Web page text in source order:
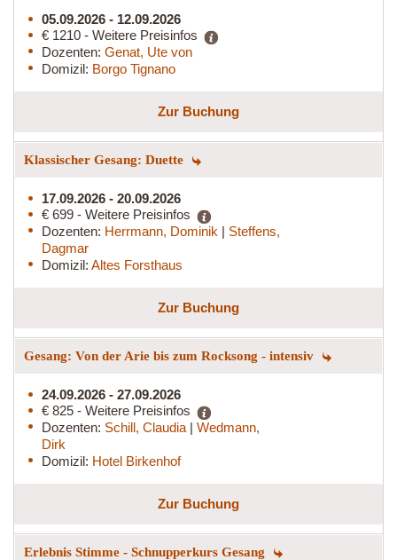
05.09.2026 - 12.09.2026
€ 1210 - Weitere Preisinfos
Dozenten: Genat, Ute von
Domizil: Borgo Tignano
Zur Buchung
Klassischer Gesang: Duette
17.09.2026 - 20.09.2026
€ 699 - Weitere Preisinfos
Dozenten: Herrmann, Dominik | Steffens,
Dagmar
Domizil: Altes Forsthaus
Zur Buchung
Gesang: Von der Arie bis zum Rocksong - intensiv
24.09.2026 - 27.09.2026
€ 825 - Weitere Preisinfos
Dozenten: Schill, Claudia | Wedmann,
Dirk
Domizil: Hotel Birkenhof
Zur Buchung
Erlebnis Stimme - Schnupperkurs Gesang